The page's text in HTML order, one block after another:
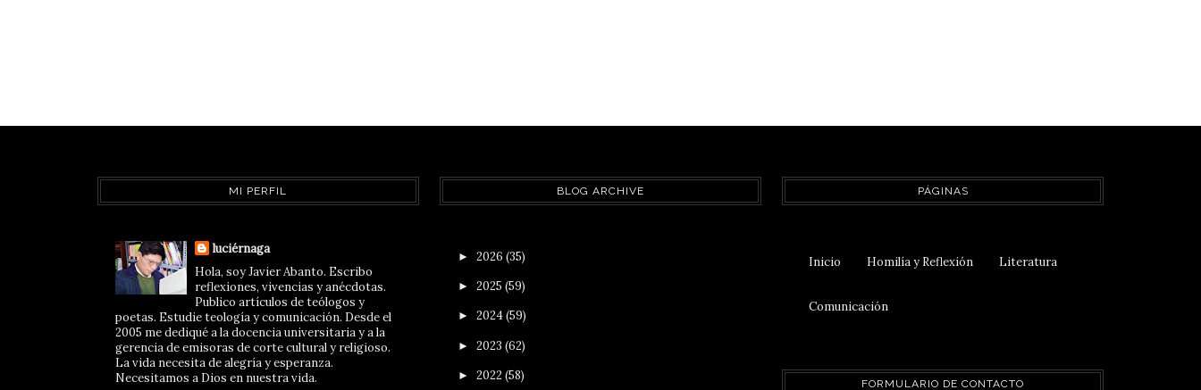
MI PERFIL
luciérnaga
Hola, soy Javier Abanto. Escribo
reflexiones, vivencias y anécdotas.
Publico artículos de teólogos y
poetas. Estudie teología y comunicación. Desde el
2005 me dediqué a la docencia universitaria y a la
gerencia de emisoras de corte cultural y religioso.
La vida necesita de alegría y esperanza.
Necesitamos a Dios en nuestra vida.
BLOG ARCHIVE
► 2026 (35)
► 2025 (59)
► 2024(59)
► 2023 (62)
► 2022 (58)
PÁGINAS
Inicio Homilía y Reflexión Literatura
Comunicación
FORMULARIO DE CONTACTO